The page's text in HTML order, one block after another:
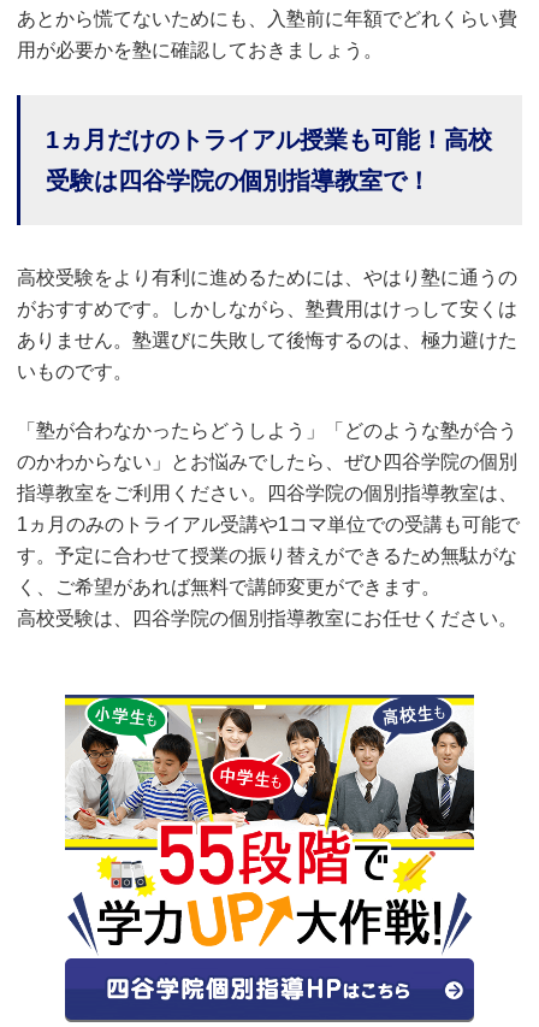
あとから慌てないためにも、入塾前に年額でどれくらい費
用が必要かを塾に確認しておきましょう。
1ヵ月だけのトライアル授業も可能！高校
受験は四谷学院の個別指導教室で！
高校受験をより有利に進めるためには、やはり塾に通うの
がおすすめです。しかしながら、塾費用はけっして安くは
ありません。塾選びに失敗して後悔するのは、極力避けた
いものです。
「塾が合わなかったらどうしよう」「どのような塾が合う
のかわからない」とお悩みでしたら、ぜひ四谷学院の個別
指導教室をご利用ください。四谷学院の個別指導教室は、
1ヵ月のみのトライアル受講や1コマ単位での受講も可能で
す。予定に合わせて授業の振り替えができるため無駄がな
く、ご希望があれば無料で講師変更ができます。
高校受験は、四谷学院の個別指導教室にお任せください。